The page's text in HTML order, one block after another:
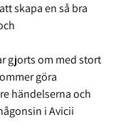
skapa en så bra
gjorts om med stort
göra
händelserna och
i Avicii